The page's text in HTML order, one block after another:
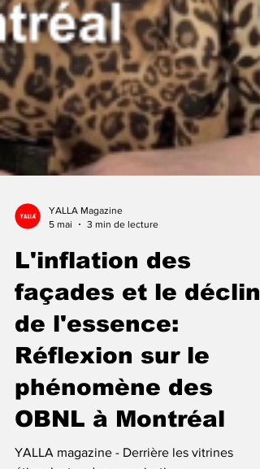
L'inflation des
façades et le déclin
de l'essence:
Réflexion sur le
phénomène des
OBNL à Montréal